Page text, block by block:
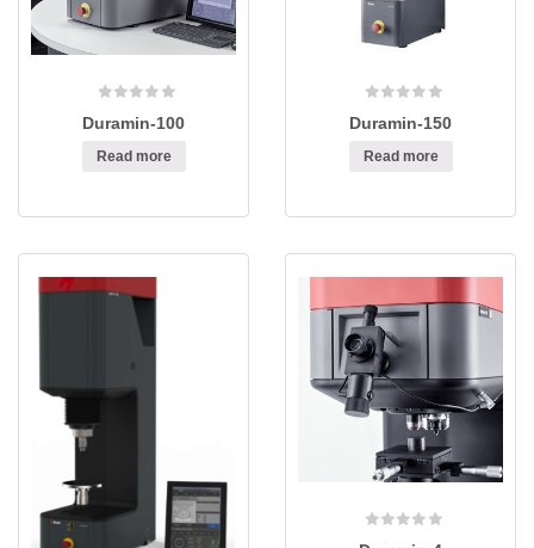
Duramin-100
Read more
Duramin-150
Read more